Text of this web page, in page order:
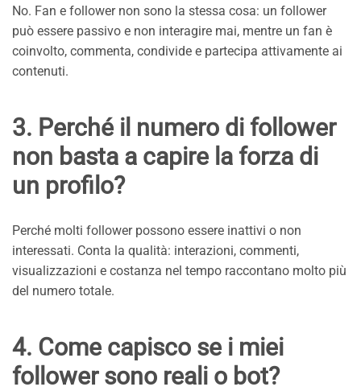
No. Fan e follower non sono la stessa cosa: un follower
può essere passivo e non interagire mai, mentre un fan è
coinvolto, commenta, condivide e partecipa attivamente ai
contenuti.
3. Perché il numero di follower
non basta a capire la forza di
un profilo?
Perché molti follower possono essere inattivi o non
interessati. Conta la qualità: interazioni, commenti,
visualizzazioni e costanza nel tempo raccontano molto più
del numero totale.
4. Come capisco se i miei
follower sono reali o bot?